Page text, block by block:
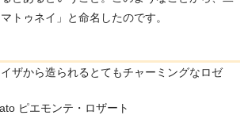
トゥネイ」と命名したのです。
ザから造られるとてもチャーミングなロゼ
ピエモンテ・ロザート